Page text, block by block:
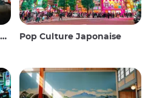
Pop Culture Japonaise